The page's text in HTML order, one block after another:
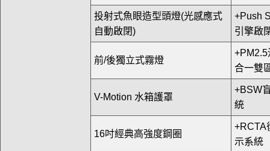
投射式魚眼造型頭燈(光感應式
自動啟閉)
+Push
引擎啟
前/後獨立式霧燈
合一雙
V-Motion 水箱護罩
+BSW
統
16吋經典高強度鋼圈
+RCTA
示系統